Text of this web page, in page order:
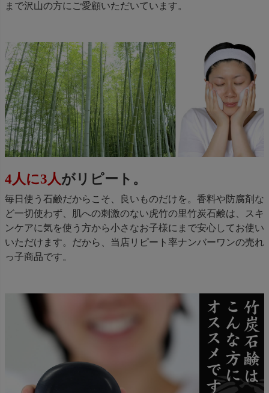
まで沢山の方にご愛顧いただいています。
4人に3人がリピート。
毎日使う石鹸だからこそ、良いものだけを。香料や防腐剤な
ど一切使わず、肌への刺激のない虎竹の里竹炭石鹸は、スキ
ンケアに気を使う方から小さなお子様にまで安心してお使い
いただけます。だから、当店リピート率ナンバーワンの売れ
っ子商品です。